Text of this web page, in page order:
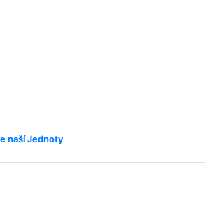
naší Jednoty